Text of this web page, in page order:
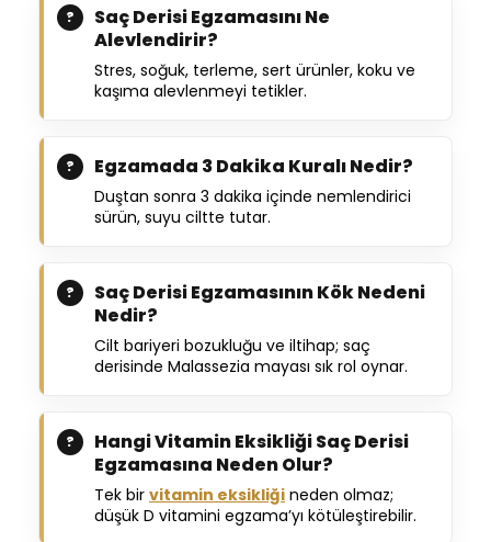
Saç Derisi Egzamasını Ne
Alevlendirir?
Stres, soğuk, terleme, sert ürünler, koku ve
kaşıma alevlenmeyi tetikler.
Egzamada 3 Dakika Kuralı Nedir?
Duştan sonra 3 dakika içinde nemlendirici
sürün, suyu ciltte tutar.
Saç Derisi Egzamasının Kök Nedeni
Nedir?
Cilt bariyeri bozukluğu ve iltihap; saç
derisinde Malassezia mayası sık rol oynar.
Hangi Vitamin Eksikliği Saç Derisi
Egzamasına Neden Olur?
Tek bir vitamin eksikliği neden olmaz;
düşük D vitamini egzama’yı kötüleştirebilir.